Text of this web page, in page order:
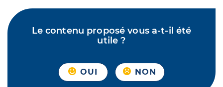
Le contenu proposé vous a-t-il été
utile ?
OUI NON